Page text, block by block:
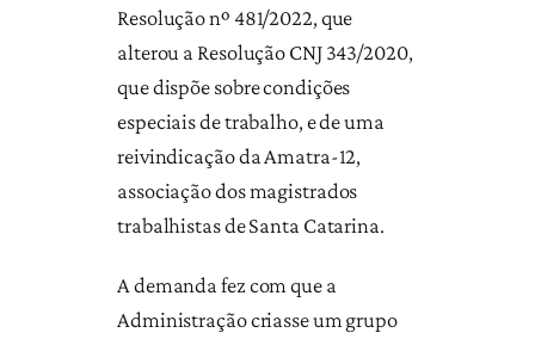
Resolução nº 481/2022, que
alterou a Resolução CNJ 343/2020,
que dispõe sobre condições
especiais de trabalho, e de uma
reivindicação da Amatra-12,
associação dos magistrados
trabalhistas de Santa Catarina.
A demanda fez com que a
Administração criasse um grupo